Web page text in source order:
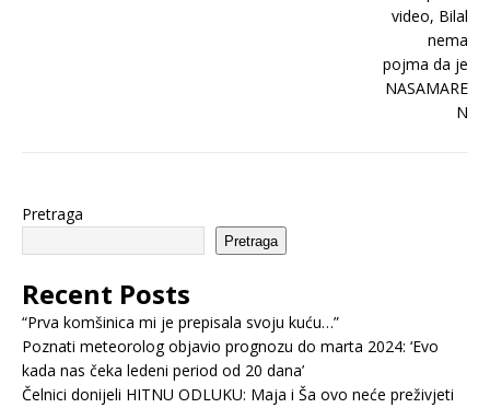
Pretraga
Pretraga
Recent Posts
“Prva komšinica mi je prepisala svoju kuću…”
Poznati meteorolog objavio prognozu do marta 2024: ‘Evo
kada nas čeka ledeni period od 20 dana’
Čelnici donijeli HITNU ODLUKU: Maja i Ša ovo neće preživjeti